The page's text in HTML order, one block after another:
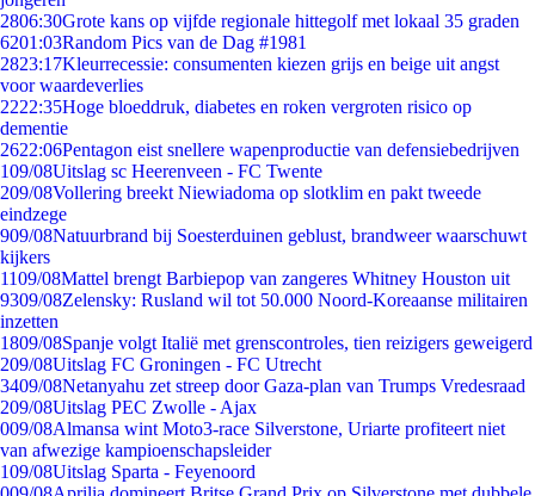
2806:30Grote kans op vijfde regionale hittegolf met lokaal 35 graden
6201:03Random Pics van de Dag #1981
2823:17Kleurrecessie: consumenten kiezen grijs en beige uit angst
voor waardeverlies
2222:35Hoge bloeddruk, diabetes en roken vergroten risico op
dementie
2622:06Pentagon eist snellere wapenproductie van defensiebedrijven
109/08Uitslag sc Heerenveen - FC Twente
209/08Vollering breekt Niewiadoma op slotklim en pakt tweede
eindzege
909/08Natuurbrand bij Soesterduinen geblust, brandweer waarschuwt
kijkers
1109/08Mattel brengt Barbiepop van zangeres Whitney Houston uit
9309/08Zelensky: Rusland wil tot 50.000 Noord-Koreaanse militairen
inzetten
1809/08Spanje volgt Italië met grenscontroles, tien reizigers geweigerd
209/08Uitslag FC Groningen - FC Utrecht
3409/08Netanyahu zet streep door Gaza-plan van Trumps Vredesraad
209/08Uitslag PEC Zwolle - Ajax
009/08Almansa wint Moto3-race Silverstone, Uriarte profiteert niet
van afwezige kampioenschapsleider
109/08Uitslag Sparta - Feyenoord